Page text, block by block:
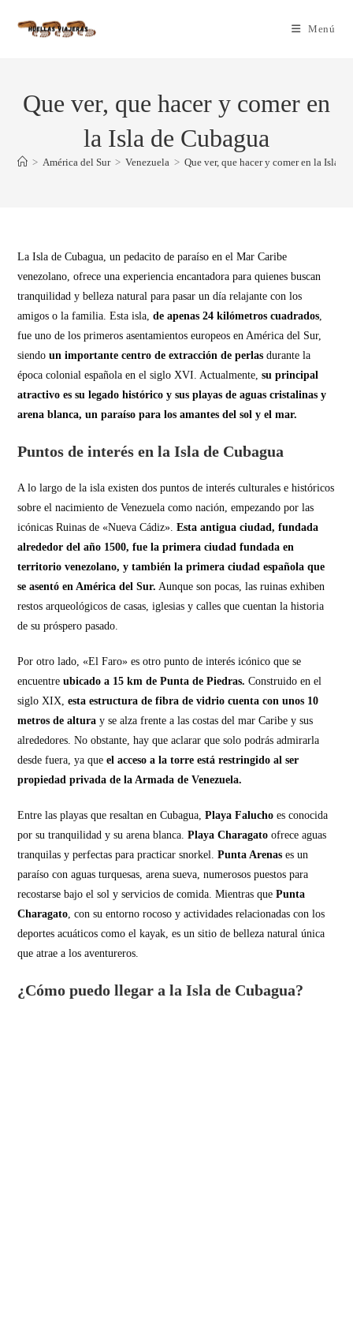
Menú
Que ver, que hacer y comer en
la Isla de Cubagua
> América del Sur > Venezuela > Que ver, que hacer y comer en la Isla
La Isla de Cubagua, un pedacito de paraíso en el Mar Caribe
venezolano, ofrece una experiencia encantadora para quienes buscan
tranquilidad y belleza natural para pasar un día relajante con los
amigos o la familia. Esta isla,de apenas 24 kilómetros cuadrados,
fue uno de los primeros asentamientos europeos en América del Sur,
siendoun importante centro de extracción de perlasdurante la
época colonial española en el siglo XVI. Actualmente,su principal
atractivo es su legado histórico y sus playas de aguas cristalinas y
arena blanca, un paraíso para los amantes del sol y el mar.
Puntos de interés en la Isla de Cubagua
A lo largo de la isla existen dos puntos de interés culturales e históricos
sobre el nacimiento de Venezuela como nación, empezando por las
icónicas Ruinas de «Nueva Cádiz».Esta antigua ciudad, fundada
alrededor del año 1500, fue la primera ciudad fundada en
territorio venezolano, y también la primera ciudad española que
se asentó en América del Sur. Aunque son pocas, las ruinas exhiben
restos arqueológicos de casas, iglesias y calles que cuentan la historia
de su próspero pasado.
Por otro lado, «El Faro» es otro punto de interés icónico que se
encuentre ubicado a 15 km de Punta de Piedras. Construido en el
siglo XIX,esta estructura de fibra de vidrio cuenta con unos 10
metros de alturay se alza frente a las costas del mar Caribe y sus
alrededores. No obstante, hay que aclarar que solo podrás admirarla
desde fuera, ya queel acceso a la torre está restringido al ser
propiedad privada de la Armada de Venezuela.
Entre las playas que resaltan en Cubagua,Playa Falucho es conocida
por su tranquilidad y su arena blanca. Playa Charagato ofrece aguas
tranquilas y perfectas para practicar snorkel.Punta Arenas es un
paraíso con aguas turquesas, arena sueva, numerosos puestos para
recostarse bajo el sol y servicios de comida. Mientras quePunta
Charagato, con su entorno rocoso y actividades relacionadas con los
deportes acuáticos como el kayak, es un sitio de belleza natural única
que atrae a los aventureros.
¿Cómo puedo llegar a la Isla de Cubagua?